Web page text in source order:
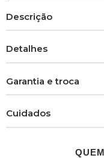
Descrição
Detalhes
Garantia e troca
Cuidados